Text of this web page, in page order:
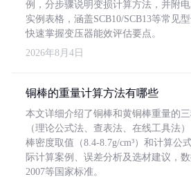
例，分步骤说明变损计算方法，并附
实例表格，涵盖SCB10/SCB13等常见
快速掌握变压器能效评估要点。
2026年8月4日
铜棒的重量计算方法有哪些
本文详细介绍了铜棒和黄铜棒重量的
（理论公式法、查表法、在线工具法
棒密度取值（8.4-8.7g/cm³）和计算公
际计算案例、误差分析及选材建议，
2007等国家标准。